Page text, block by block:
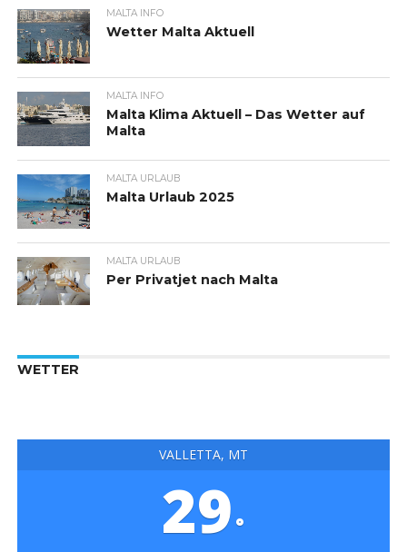
MALTA INFO
Wetter Malta Aktuell
MALTA INFO
Malta Klima Aktuell – Das Wetter auf
Malta
MALTA URLAUB
Malta Urlaub 2025
MALTA URLAUB
Per Privatjet nach Malta
WETTER
VALLETTA, MT
29 °